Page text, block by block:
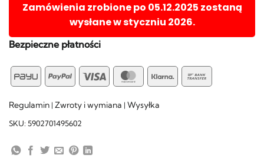
Zamówienia zrobione po 05.12.2025 zostaną
wysłane w styczniu 2026.
Bezpieczne płatności
PayU PayPal Visa MasterCard
Klarna
Transfer
Regulamin | Zwroty i wymiana | Wysyłka
SKU: 5902701495602